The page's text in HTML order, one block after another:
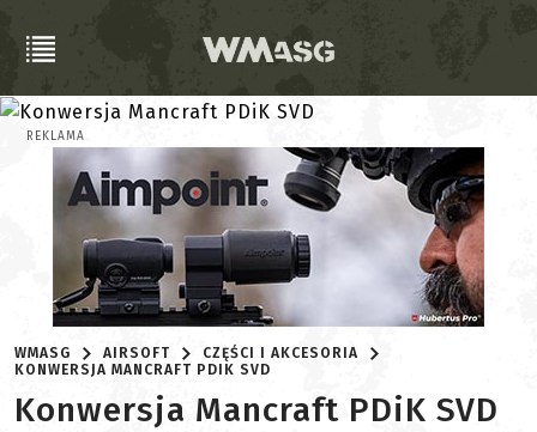
REKLAMA
WMASG AIRSOFT
CZĘŚCI I AKCESORIA
KONWERSJA MANCRAFT PDIK SVD
Konwersja Mancraft PDiK SVD